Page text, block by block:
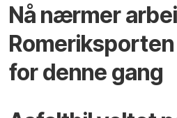
Nå nærmer
for denne gang